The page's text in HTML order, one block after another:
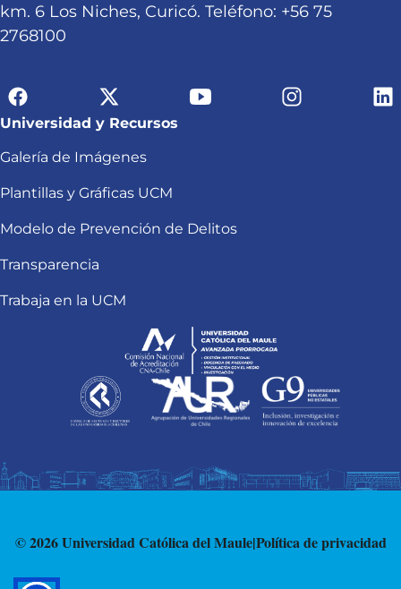
km. 6 Los Niches, Curicó. Teléfono: +56 75
2768100
Universidad y Recursos
Galería de Imágenes
Plantillas y Gráficas UCM
Modelo de Prevención de Delitos
Transparencia
Trabaja en la UCM
© 2026 Universidad Católica del Maule|Política de privacidad